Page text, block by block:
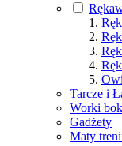
Tarcze i
Worki
Gadżety
Maty